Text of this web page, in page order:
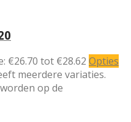
€26.70 tot €28.62 Opties
meerdere variaties.
op de